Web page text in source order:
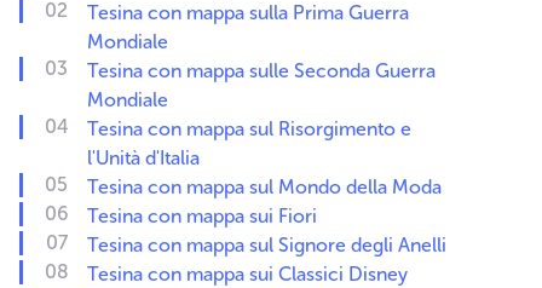
Tesina con mappa sulla Prima Guerra
Mondiale
Tesina con mappa sulle Seconda Guerra
Mondiale
Tesina con mappa sul Risorgimento e
l'Unità d'Italia
Tesina con mappa sul Mondo della Moda
Tesina con mappa sui Fiori
Tesina con mappa sul Signore degli Anelli
Tesina con mappa sui Classici Disney